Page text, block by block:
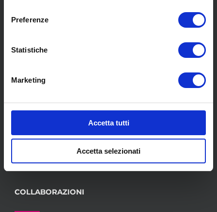
Preferenze
Statistiche
Marketing
Accetta tutti
Accetta selezionati
MENU
Meccanica
Convenzioni
COLLABORAZIONI